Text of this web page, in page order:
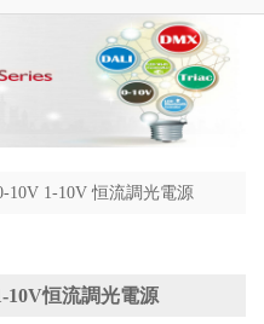
10V 1-10V 恒流調光電源
10V恒流調光電源